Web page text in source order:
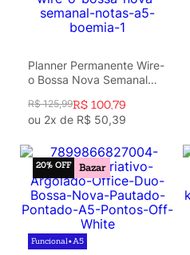
Planner Permanente Wire-
o Bossa Nova Semanal
R$ 125,99R$ 100,79
ou 2x de R$ 50,39
20% OFF Bazar
Funcional•A5